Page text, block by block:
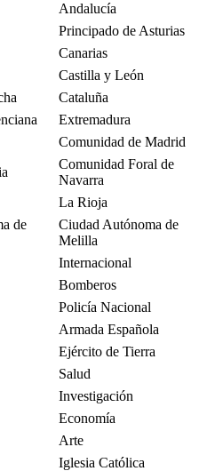
Andalucía
Principado de Asturias
Canarias
Castilla y León
Cataluña
Extremadura
Comunidad de Madrid
Comunidad Foral de
Navarra
La Rioja
de
Ciudad Autónoma de
Melilla
Internacional
Bomberos
Policía Nacional
Armada Española
Ejército de Tierra
Salud
Investigación
Economía
Arte
Iglesia Católica